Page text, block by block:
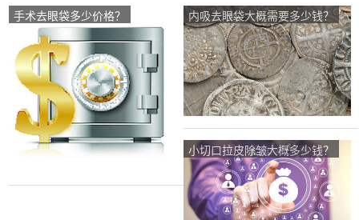
手术去眼袋多少价格？ 内吸去眼袋大概需要多少钱？
小切口拉皮除皱大概多少钱？